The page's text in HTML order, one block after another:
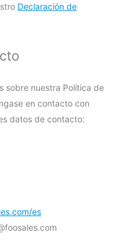
Declaración de
sobre nuestra Política de
en contacto con
datos de contacto:
es
foosales.com